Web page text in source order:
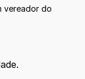
vereador do